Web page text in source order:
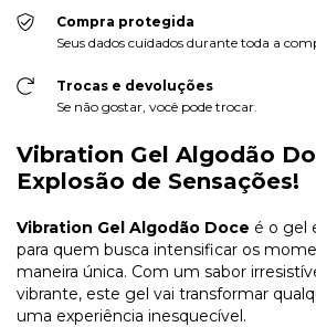
Compra protegida
Seus dados cuidados durante toda a
Trocas e devoluções
Se não gostar, você pode trocar.
Vibration Gel Algodão
Explosão de Sensações!
Vibration Gel Algodão Doce é o gel
para quem busca intensificar os
maneira única. Com um sabor
vibrante, este gel vai transformar
uma experiência inesquecível.